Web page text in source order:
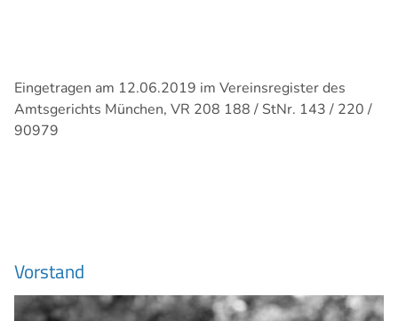
Eingetragen am 12.06.2019 im Vereinsregister des
Amtsgerichts München, VR 208 188 / StNr. 143 / 220 /
90979
Vorstand